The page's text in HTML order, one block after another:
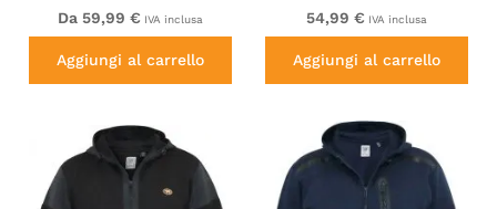
Da 59,99 € IVA inclusa
Aggiungi al carrello
54,99 € IVA inclusa
Aggiungi al carrello